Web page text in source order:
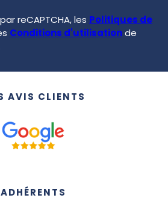
reCAPTCHA, les Politiques de
Conditions d'utilisationde
AVIS CLIENTS
ADHÉRENTS